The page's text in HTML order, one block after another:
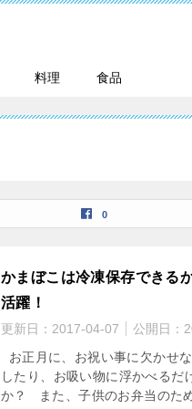
料理 食品
0
かまぼこは冷凍保存できる
活躍！
更新日： 2017-04-07 公開日：
お正月に、お祝い事に欠かせ
したり、お吸い物に浮かべる
か？ また、子供のお弁当のた